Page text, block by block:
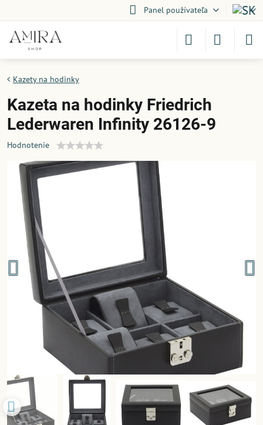
Panel používateľa
Kazety na hodinky
Kazeta na hodinky Friedrich
Lederwaren Infinity 26126-9
Hodnotenie